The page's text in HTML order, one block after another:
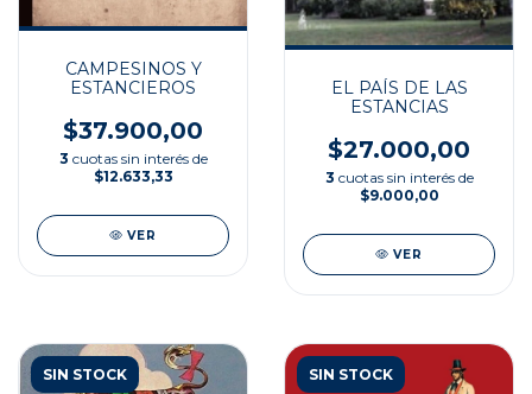
CAMPESINOS Y
ESTANCIEROS
$37.900,00
3 cuotas sin interés de
$12.633,33
VER
EL PAÍS DE LAS
ESTANCIAS
$27.000,00
3 cuotas sin interés de
$9.000,00
VER
SIN STOCK SIN STOCK